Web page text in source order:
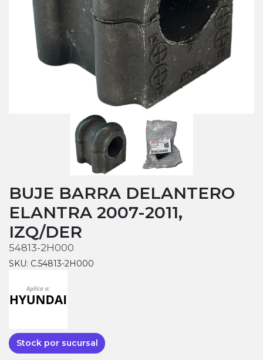
BUJE BARRA DELANTERO
ELANTRA 2007-2011,
IZQ/DER
54813-2H000
SKU: C.54813-2H000
Stock por sucursal